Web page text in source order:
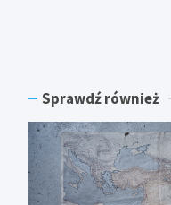
Sprawdź również